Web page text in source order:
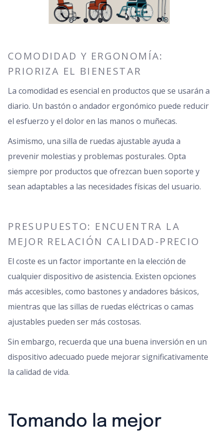
COMODIDAD Y ERGONOMÍA:
PRIORIZA EL BIENESTAR
La comodidad es esencial en productos que se usarán a
diario. Un bastón o andador ergonómico puede reducir
el esfuerzo y el dolor en las manos o muñecas.
Asimismo, una silla de ruedas ajustable ayuda a
prevenir molestias y problemas posturales. Opta
siempre por productos que ofrezcan buen soporte y
sean adaptables a las necesidades físicas del usuario.
PRESUPUESTO: ENCUENTRA LA
MEJOR RELACIÓN CALIDAD-PRECIO
El coste es un factor importante en la elección de
cualquier dispositivo de asistencia. Existen opciones
más accesibles, como bastones y andadores básicos,
mientras que las sillas de ruedas eléctricas o camas
ajustables pueden ser más costosas.
Sin embargo, recuerda que una buena inversión en un
dispositivo adecuado puede mejorar significativamente
la calidad de vida.
Tomando la mejor